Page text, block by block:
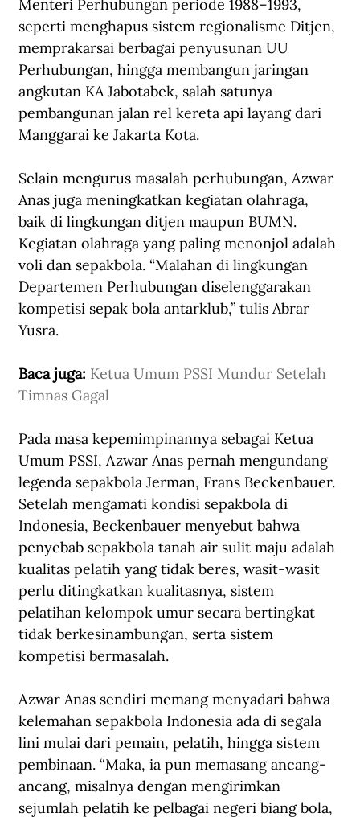
Menteri Perhubungan periode 1988–1993,
seperti menghapus sistem regionalisme Ditjen,
memprakarsai berbagai penyusunan UU
Perhubungan, hingga membangun jaringan
angkutan KA Jabotabek, salah satunya
pembangunan jalan rel kereta api layang dari
Manggarai ke Jakarta Kota.
Selain mengurus masalah perhubungan, Azwar
Anas juga meningkatkan kegiatan olahraga,
baik di lingkungan ditjen maupun BUMN.
Kegiatan olahraga yang paling menonjol adalah
voli dan sepakbola. “Malahan di lingkungan
Departemen Perhubungan diselenggarakan
kompetisi sepak bola antarklub,” tulis Abrar
Yusra.
Baca juga: Ketua Umum PSSI Mundur Setelah
Timnas Gagal
Pada masa kepemimpinannya sebagai Ketua
Umum PSSI, Azwar Anas pernah mengundang
legenda sepakbola Jerman, Frans Beckenbauer.
Setelah mengamati kondisi sepakbola di
Indonesia, Beckenbauer menyebut bahwa
penyebab sepakbola tanah air sulit maju adalah
kualitas pelatih yang tidak beres, wasit-wasit
perlu ditingkatkan kualitasnya, sistem
pelatihan kelompok umur secara bertingkat
tidak berkesinambungan, serta sistem
kompetisi bermasalah.
Azwar Anas sendiri memang menyadari bahwa
kelemahan sepakbola Indonesia ada di segala
lini mulai dari pemain, pelatih, hingga sistem
pembinaan. “Maka, ia pun memasang ancang-
ancang, misalnya dengan mengirimkan
sejumlah pelatih ke pelbagai negeri biang bola,